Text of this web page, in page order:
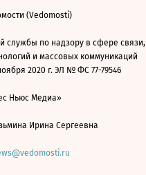
(Vedomosti)
службы по надзору в сфере связи,
и массовых коммуникаций
2020 г. ЭЛ № ФС 77-79546
Ньюс Медиа»
Ирина Сергеевна